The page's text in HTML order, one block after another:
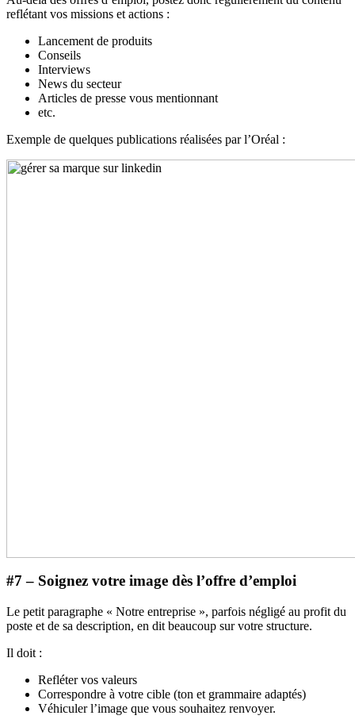
reflétant vos missions et actions :
Lancement de produits
Conseils
Interviews
News du secteur
Articles de presse vous mentionnant
etc.
Exemple de quelques publications réalisées par l’Oréal :
#7 – Soignez votre image dès l’offre d’emploi
Le petit paragraphe « Notre entreprise », parfois négligé au profit du
poste et de sa description, en dit beaucoup sur votre structure.
Il doit :
Refléter vos valeurs
Correspondre à votre cible (ton et grammaire adaptés)
Véhiculer l’image que vous souhaitez renvoyer.